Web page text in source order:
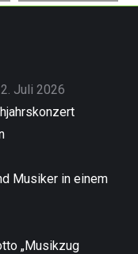
2. Juli 2026
Musiker in einem
„Musikzug